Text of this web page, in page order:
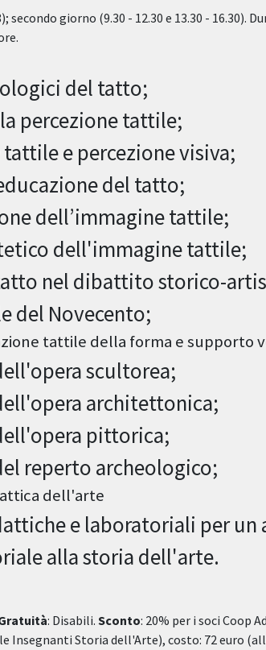
secondo giorno (9.30 - 12.30 e 13.30 - 16.30).
del tatto;
percezione tattile;
tattile e percezione visiva;
del tatto;
dell’immagine tattile;
dell'immagine tattile;
nel dibattito storico-
del Novecento;
tattile della forma e supporto
scultorea;
architettonica;
pittorica;
reperto archeologico;
dell'arte
e laboratoriali per un
alla storia dell'arte.
: Disabili. Sconto: 20% per i soci Coop
Insegnanti Storia dell'Arte), costo: 72 euro